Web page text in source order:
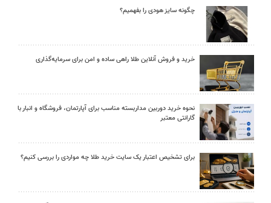
چگونه سایز هودی را بفهمیم؟
خرید و فروش آنلاین طلا راهی ساده و امن برای سرمایه‌گذاری
نحوه خرید دوربین مداربسته مناسب برای آپارتمان، فروشگاه و انبار با
گارانتی معتبر
برای تشخیص اعتبار یک سایت خرید طلا چه مواردی را بررسی کنیم؟